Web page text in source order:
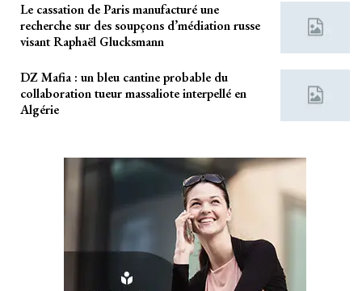
Le cassation de Paris manufacturé une
recherche sur des soupçons d’médiation russe
visant Raphaël Glucksmann
DZ Mafia : un bleu cantine probable du
collaboration tueur massaliote interpellé en
Algérie